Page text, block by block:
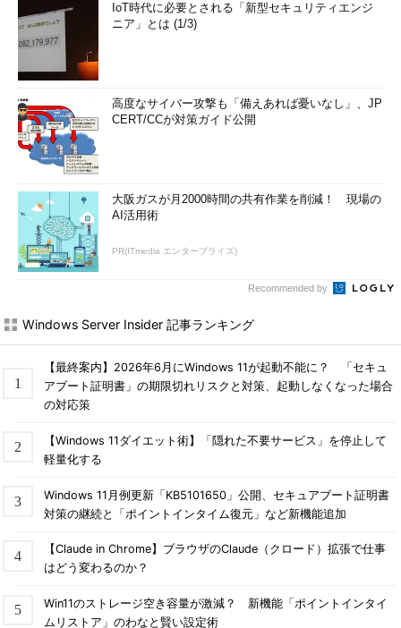
クラウドサービス名とパブリック仮想IP（VIP）アドレ
ス、DNS名（FQDN）
ストレージアカウント名
アフィニティグループ名
リモートデスクトップ接続用ポート番号
そのため、設定ファイルや各種スクリプトなどに記載されてい
るこれらの名称を変更しなければならない。またDNS名について
ついては各拠点のファイアウォールの設定変更などが求められる
だろう。
■仮想マシンの作成はスクリプトでなるべく自動化しておく
の手順をWindows Azure PowerShellのスクリプトで実装してお
けば省力化が可能だ。Windows Azure PowerShellは、次のペー
ジからインストールできる。
Windows Azure SDK とツールのダウンロード
※「コマンドライン ツール」にある「Windows
PowerShell」－「インストール」をクリックし、起動した
Web PI（Web Platform Installer）の指示に従ってインスト
ールする。
例えば日本リージョンで作り直した仮想マシンに対してリモー
トデスクトップで接続できる拠点を制限するには、次のようなス
IoT時代に必要とされる「新型セキュリティエンジ
ニア」とは (1/3)
高度なサイバー攻撃も「備えあれば憂いなし」、JP
CERT/CCが対策ガイド公開
大阪ガスが月2000時間の共有作業を削減！ 現場の
AI活用術
PR(ITmedia エンタープライズ)
Recommended by
Windows Server Insider 記事ランキング
【最終案内】2026年6月にWindows 11が起動不能に？ 「セキュ
アブート証明書」の期限切れリスクと対策、起動しなくなった場合
の対応策
【Windows 11ダイエット術】「隠れた不要サービス」を停止して
軽量化する
Windows 11月例更新「KB5101650」公開、セキュアブート証明書
対策の継続と「ポイントインタイム復元」など新機能追加
【Claude in Chrome】ブラウザのClaude（クロード）拡張で仕事
はどう変わるのか？
Win11のストレージ空き容量が激減？ 新機能「ポイントインタイ
ムリストア」のわなと賢い設定術